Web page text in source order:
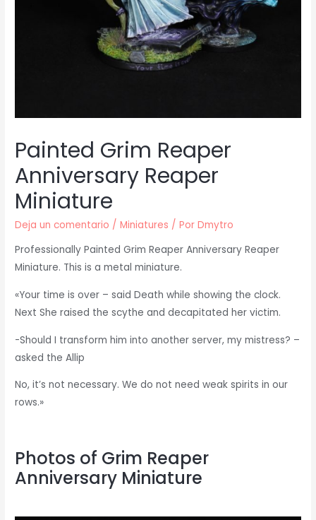
Painted Grim Reaper
Anniversary Reaper
Miniature
Deja un comentario /Miniatures / PorDmytro
Professionally Painted Grim Reaper Anniversary Reaper
Miniature. This is a metal miniature.
«Your time is over – said Death while showing the clock.
Next She raised the scythe and decapitated her victim.
-Should I transform him into another server, my mistress? –
asked the Allip
No, it’s not necessary. We do not need weak spirits in our
rows.»
Photos of Grim Reaper
Anniversary Miniature